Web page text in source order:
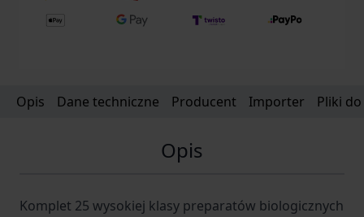
Opis Dane techniczne Producent Importer Pliki
Opis
Komplet 25 wysokiej klasy preparatów biologicznych